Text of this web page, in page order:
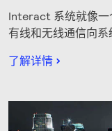
Interact 系统就像一
有线和无线通信向系
了解详情